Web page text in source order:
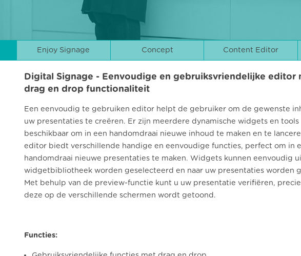
Enjoy Signage Concept Content Editor
Digital Signage - Eenvoudige en gebruiksvriendelijke editor
drag en drop functionaliteit
Een eenvoudig te gebruiken editor helpt de gebruiker om de gewenste
uw presentaties te creëren. Er zijn meerdere dynamische widgets en tools
beschikbaar om in een handomdraai nieuwe inhoud te maken en te
editor biedt verschillende handige en eenvoudige functies, perfect om in
handomdraai nieuwe presentaties te maken. Widgets kunnen eenvoudig
widgetbibliotheek worden geselecteerd en naar uw presentaties worden
Met behulp van de preview-functie kunt u uw presentatie verifiëren,
deze op de verschillende schermen wordt getoond.
Functies: